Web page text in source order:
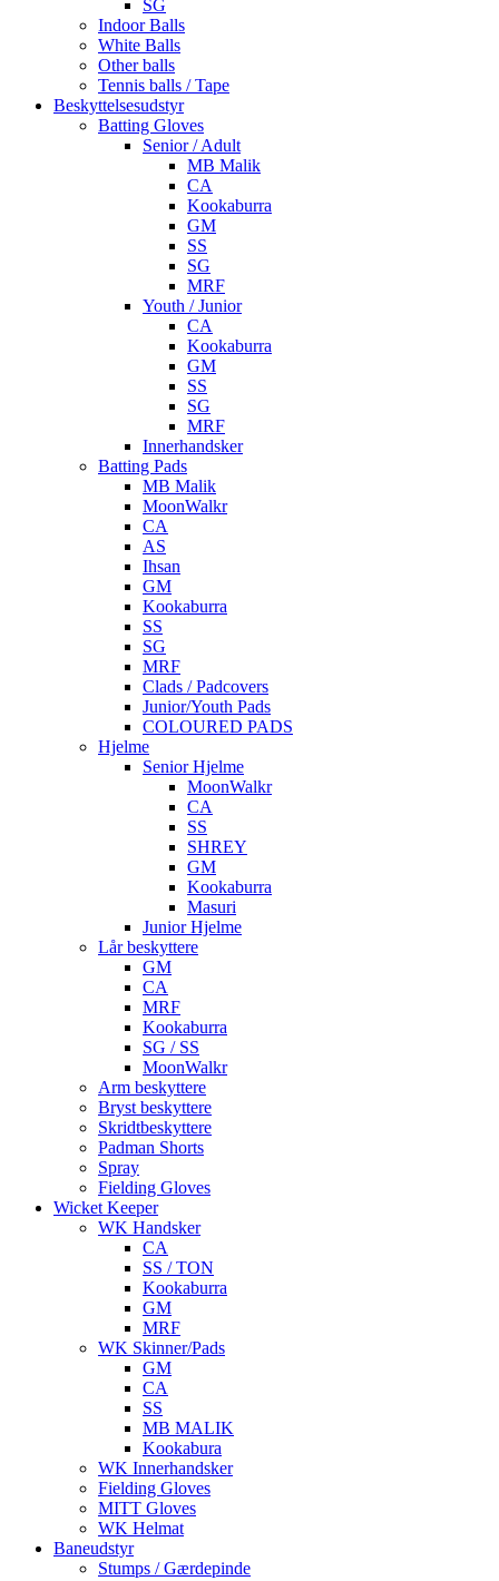
SG
Indoor Balls
White Balls
Other balls
Tennis balls / Tape
Beskyttelsesudstyr
Batting Gloves
Senior / Adult
MB Malik
CA
Kookaburra
GM
SS
SG
MRF
Youth / Junior
CA
Kookaburra
GM
SS
SG
MRF
Innerhandsker
Batting Pads
MB Malik
MoonWalkr
CA
AS
Ihsan
GM
Kookaburra
SS
SG
MRF
Clads / Padcovers
Junior/Youth Pads
COLOURED PADS
Hjelme
Senior Hjelme
MoonWalkr
CA
SS
SHREY
GM
Kookaburra
Masuri
Junior Hjelme
Lår beskyttere
GM
CA
MRF
Kookaburra
SG / SS
MoonWalkr
Arm beskyttere
Bryst beskyttere
Skridtbeskyttere
Padman Shorts
Spray
Fielding Gloves
Wicket Keeper
WK Handsker
CA
SS / TON
Kookaburra
GM
MRF
WK Skinner/Pads
GM
CA
SS
MB MALIK
Kookabura
WK Innerhandsker
Fielding Gloves
MITT Gloves
WK Helmat
Baneudstyr
Stumps / Gærdepinde